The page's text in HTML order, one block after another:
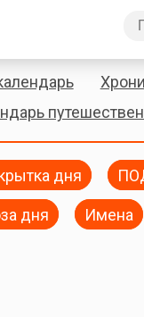
дня
дня Имена